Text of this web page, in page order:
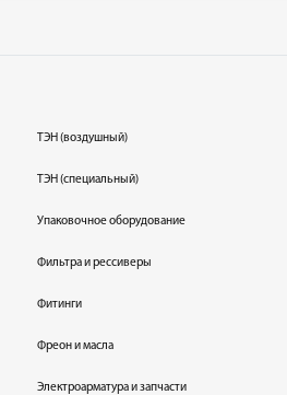
ТЭН (воздушный)
ТЭН (специальный)
Упаковочное оборудование
Фильтра и рессиверы
Фитинги
Фреон и масла
Электроарматура и запчасти